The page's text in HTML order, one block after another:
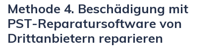
Methode 4. Beschädigung mit
PST-Reparatursoftware von
Drittanbietern reparieren